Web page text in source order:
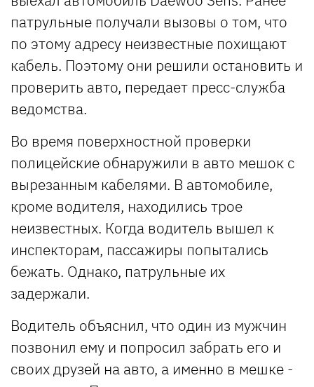
патрульные получали вызовы о том, что
по этому адресу неизвестные похищают
кабель. Поэтому они решили остановить и
проверить авто, передает пресс-служба
ведомства.
Во время поверхностной проверки
полицейские обнаружили в авто мешок с
вырезанным кабелями. В автомобиле,
кроме водителя, находились трое
неизвестных. Когда водитель вышел к
инспекторам, пассажиры попытались
бежать. Однако, патрульные их
задержали.
Водитель объяснил, что один из мужчин
позвонил ему и попросил забрать его и
своих друзей на авто, а именно в мешке -